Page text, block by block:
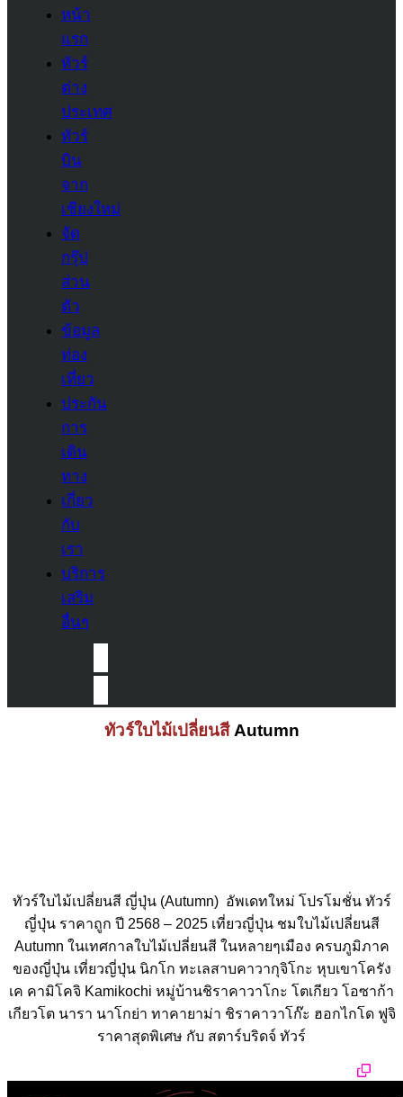
หน้า
แรก
ทัวร์
ต่าง
ประเทศ
ทัวร์
บิน
จาก
เชียงใหม่
จัด
กรุ๊ป
ส่วน
ตัว
ข้อมูล
ท่อง
เที่ยว
ประกัน
การ
เดิน
ทาง
เกี่ยว
กับ
เรา
บริการ
เสริม
อื่นๆ
ทัวร์ใบไม้เปลี่ยนสี Autumn
ทัวร์ใบไม้เปลี่ยนสี ญี่ปุ่น (Autumn) อัพเดทใหม่ โปรโมชั่น ทัวร์
ญี่ปุ่น ราคาถูก ปี 2568 – 2025 เที่ยวญี่ปุ่น ชมใบไม้เปลี่ยนสี
Autumn ในเทศกาลใบไม้เปลี่ยนสี ในหลายๆเมือง ครบภูมิภาค
ของญี่ปุ่น เที่ยวญี่ปุ่น นิกโก ทะเลสาบคาวากุจิโกะ หุบเขาโครัง
เค คามิโคจิ Kamikochi หมู่บ้านชิราคาวาโกะ โตเกียว โอซาก้า
เกียวโต นารา นาโกย่า ทาคายาม่า ชิราคาวาโก๊ะ ฮอกไกโด ฟูจิ
ราคาสุดพิเศษ กับ สตาร์บริดจ์ ทัวร์